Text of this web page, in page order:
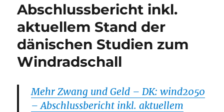
Abschlussbericht inkl.
aktuellem Stand der
dänischen Studien zum
Windradschall
Mehr Zwang und Geld – DK: wind2050
– Abschlussbericht inkl. aktuellem